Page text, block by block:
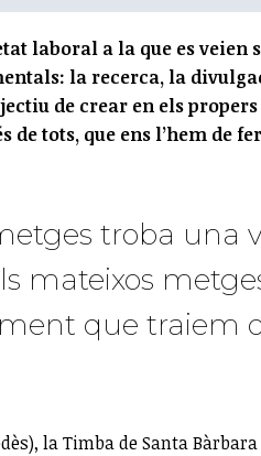
laboral a la que es
la recerca, la
de crear en els
de tots, que ens l’hem de
troba una
mateixos
que traiem
la Timba de Santa